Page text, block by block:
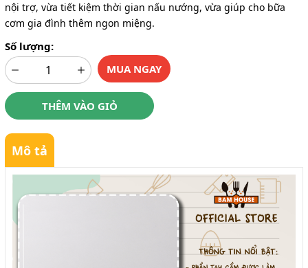
nội trợ, vừa tiết kiệm thời gian nấu nướng, vừa giúp cho bữa
cơm gia đình thêm ngon miệng.
Số lượng:
MUA NGAY
THÊM VÀO GIỎ
Mô tả